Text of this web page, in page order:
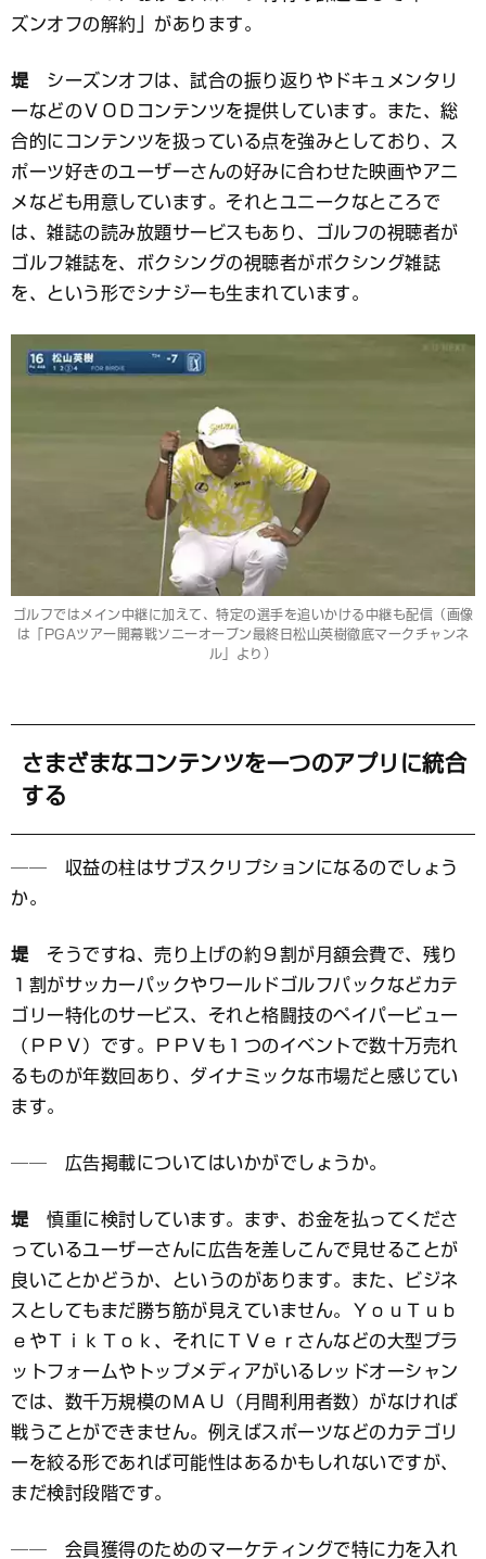
ズンオフの解約」があります。
堤 シーズンオフは、試合の振り返りやドキュメンタリ
ーなどのＶＯＤコンテンツを提供しています。また、総
合的にコンテンツを扱っている点を強みとしており、ス
ポーツ好きのユーザーさんの好みに合わせた映画やアニ
メなども用意しています。それとユニークなところで
は、雑誌の読み放題サービスもあり、ゴルフの視聴者が
ゴルフ雑誌を、ボクシングの視聴者がボクシング雑誌
を、という形でシナジーも生まれています。
ゴルフではメイン中継に加えて、特定の選手を追いかける中継も配信（画像
は「PGAツアー開幕戦ソニーオープン最終日松山英樹徹底マークチャンネ
ル」より）
さまざまなコンテンツを一つのアプリに統合
する
── 収益の柱はサブスクリプションになるのでしょう
か。
堤 そうですね、売り上げの約９割が月額会費で、残り
１割がサッカーパックやワールドゴルフパックなどカテ
ゴリー特化のサービス、それと格闘技のペイパービュー
（ＰＰＶ）です。ＰＰＶも１つのイベントで数十万売れ
るものが年数回あり、ダイナミックな市場だと感じてい
ます。
── 広告掲載についてはいかがでしょうか。
堤 慎重に検討しています。まず、お金を払ってくださ
っているユーザーさんに広告を差しこんで見せることが
良いことかどうか、というのがあります。また、ビジネ
スとしてもまだ勝ち筋が見えていません。ＹｏｕＴｕｂ
ｅやＴｉｋＴｏｋ、それにＴＶｅｒさんなどの大型プラ
ットフォームやトップメディアがいるレッドオーシャン
では、数千万規模のＭＡＵ（月間利用者数）がなければ
戦うことができません。例えばスポーツなどのカテゴリ
ーを絞る形であれば可能性はあるかもしれないですが、
まだ検討段階です。
── 会員獲得のためのマーケティングで特に力を入れ